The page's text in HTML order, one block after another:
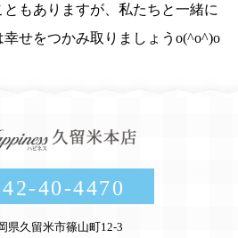
もありますが、私たちと一緒に
せをつかみ取りましょう o(^o^)o
40-4470
県久留米市篠山町12-3